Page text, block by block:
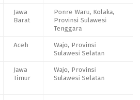
Jawa
Barat
Ponre Waru, Kolaka,
Provinsi Sulawesi
Tenggara
Aceh
Wajo, Provinsi
Sulawesi Selatan
Jawa
Timur
Wajo, Provinsi
Sulawesi Selatan